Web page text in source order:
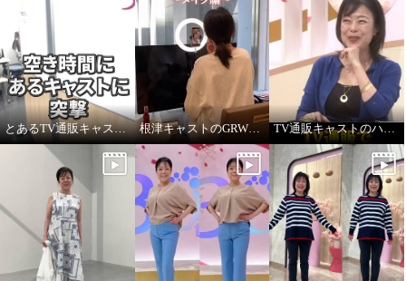
とあるTV通販キャストの髪型 根津キャストのGRWM～バブルファンデ紹介します！